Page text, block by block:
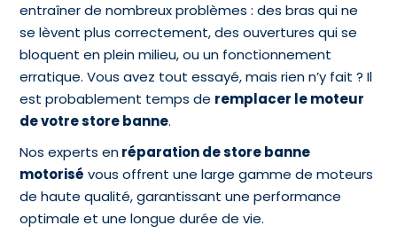
entraîner de nombreux problèmes : des bras qui ne
se lèvent plus correctement, des ouvertures qui se
bloquent en plein milieu, ou un fonctionnement
erratique. Vous avez tout essayé, mais rien n’y fait ? Il
est probablement temps de remplacer le moteur
de votre store banne.
Nos experts enréparation de store banne
motorisé vous offrent une large gamme de moteurs
de haute qualité, garantissant une performance
optimale et une longue durée de vie.